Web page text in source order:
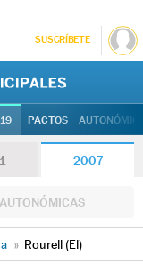
SUSCRÍBETE
PACTOS
2007
AUTONÓMICAS
» Rourell (El)